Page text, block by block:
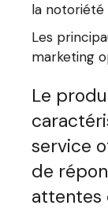
la notoriété
Les
marketing
Le
service
de
attentes